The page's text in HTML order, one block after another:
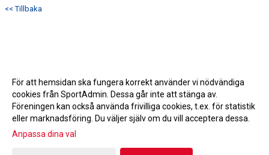
<< Tillbaka
Gå till Webbversion
För att hemsidan ska fungera korrekt använder vi nödvändiga
cookies från SportAdmin. Dessa går inte att stänga av.
Föreningen kan också använda frivilliga cookies, t.ex. för statistik
eller marknadsföring. Du väljer själv om du vill acceptera dessa.
Anpassa dina val